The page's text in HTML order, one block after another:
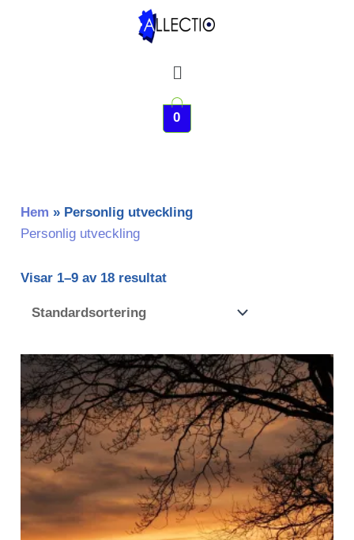
Meny
0
Hem » Personlig utveckling
Personlig utveckling
Visar 1–9 av 18 resultat